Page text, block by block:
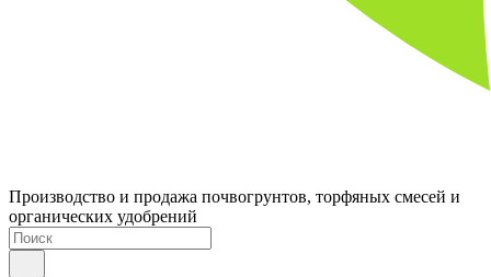
Производство и продажа почвогрунтов, торфяных смесей и
органических удобрений